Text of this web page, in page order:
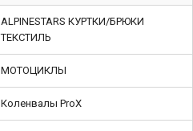
ALPINESTARS КУРТКИ/БРЮКИ
ТЕКСТИЛЬ
МОТОЦИКЛЫ
Коленвалы ProX